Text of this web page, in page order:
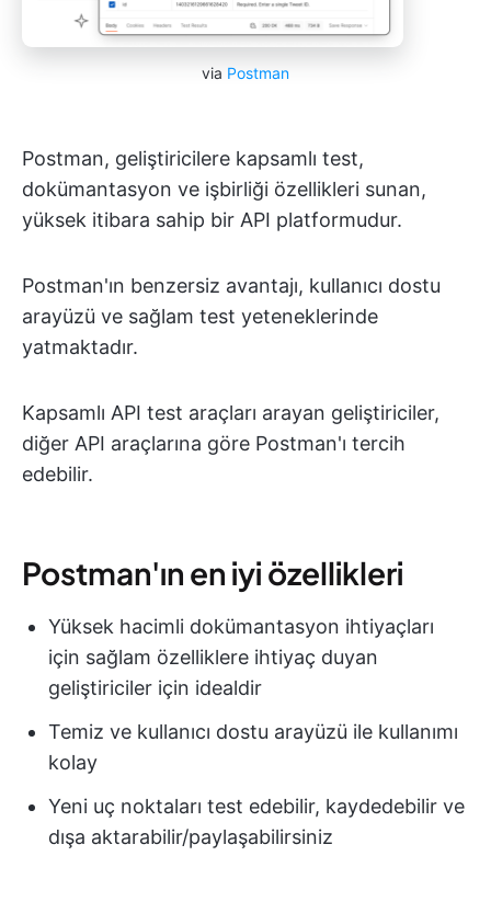
via Postman
Postman, geliştiricilere kapsamlı test,
dokümantasyon ve işbirliği özellikleri sunan,
yüksek itibara sahip bir API platformudur.
Postman'ın benzersiz avantajı, kullanıcı dostu
arayüzü ve sağlam test yeteneklerinde
yatmaktadır.
Kapsamlı API test araçları arayan geliştiriciler,
diğer API araçlarına göre Postman'ı tercih
edebilir.
Postman'ın en iyi özellikleri
Yüksek hacimli dokümantasyon ihtiyaçları
için sağlam özelliklere ihtiyaç duyan
geliştiriciler için idealdir
Temiz ve kullanıcı dostu arayüzü ile kullanımı
kolay
Yeni uç noktaları test edebilir, kaydedebilir ve
dışa aktarabilir/paylaşabilirsiniz